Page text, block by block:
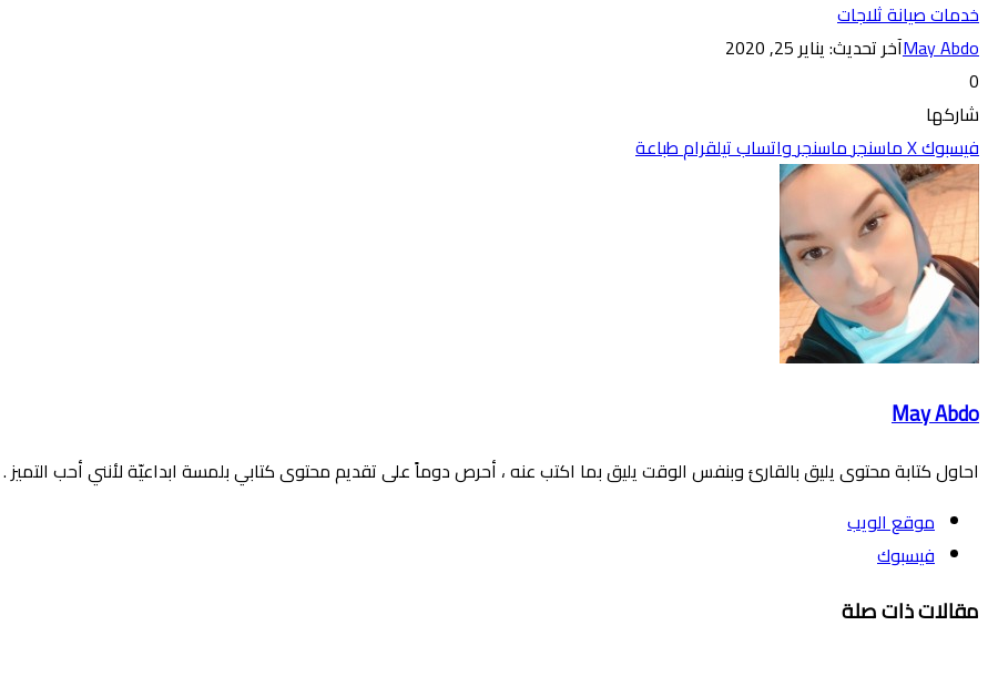
خدمات صيانة ثلاجات
May Abdoآخر تحديث: يناير 25, 2020
0
شاركها
فيسبوك‫Xماسنجرماسنجرواتسابتيلقرامطباعة
May Abdo
احاول كتابة محتوى يليق بالقارئ وبنفس الوقت يليق بما اكتب عنه ، أحرص دوماً على تقديم محتوى كتابي بلمسة ابداعيّة لأنني أحب التميز .
موقع الويب
فيسبوك
مقالات ذات صلة